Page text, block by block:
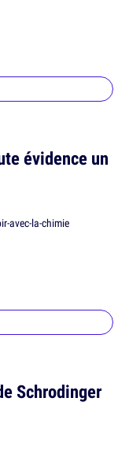
évidence un
Schrodinger